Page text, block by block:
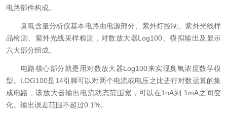
电路部件构成。
臭氧含量分析仪基本电路由电源部分、紫外灯控制、紫外光线样
品检测、紫外光线采样检测，对数放大器Log100、模拟输出及显示
六大部分组成。
电路核心部分就是用对数放大器Log100来实现臭氧浓度数学模
型。LOG100是14引脚可以对两个电流或电压之比进行对数运算的集
成电路，该放大器输出电流动态范围宽，可以在1nA到 1mA之间变
化。输出误差范围不超过0.1%。